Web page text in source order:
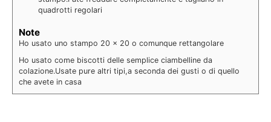
quadrotti regolari
Note
Ho usato uno stampo 20 x 20 o comunque rettangolare
Ho usato come biscotti delle semplice ciambelline da
colazione.Usate pure altri tipi,a seconda dei gusti o di quello
che avete in casa